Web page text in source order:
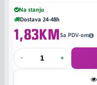
Na stanju
Dostava 24-48h
1,83KMSa PDV-om
- +